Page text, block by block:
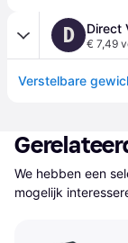
D Direct
€ 7,49
We hebben een
mogelijk